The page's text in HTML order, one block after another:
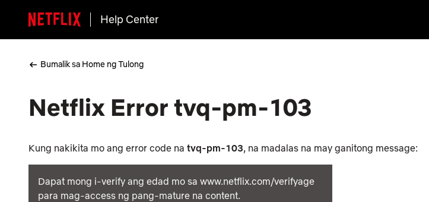
Help Center
Bumalik sa Home ng Tulong
Netflix Error tvq-pm-103
Kung nakikita mo ang error code na tvq-pm-103, na madalas na may ganitong message:
Dapat mong i-verify ang edad mo sa www.netflix.com/verifyage
para mag-access ng pang-mature na content.